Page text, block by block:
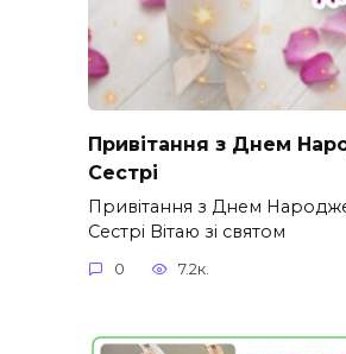
Привітання з Днем
Сестрі
Привітання з Днем
Сестрі Вітаю зі святом
0 7.2к.